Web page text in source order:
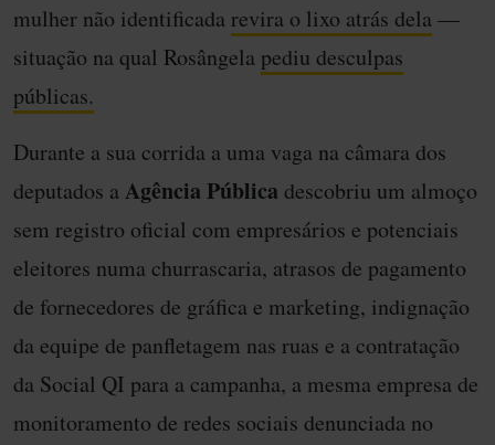
mulher não identificada revira o lixo atrás dela —
situação na qual Rosângela pediu desculpas
públicas.
Durante a sua corrida a uma vaga na câmara dos
deputados a Agência Pública descobriu um almoço
sem registro oficial com empresários e potenciais
eleitores numa churrascaria, atrasos de pagamento
de fornecedores de gráfica e marketing, indignação
da equipe de panfletagem nas ruas e a contratação
da Social QI para a campanha, a mesma empresa de
monitoramento de redes sociais denunciada no